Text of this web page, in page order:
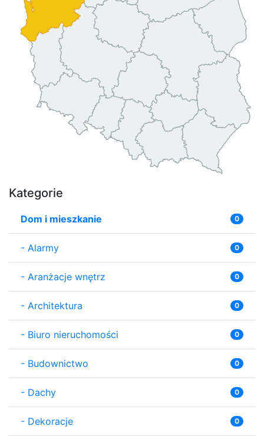
Kategorie
Dom i mieszkanie 0
- Alarmy 0
- Aranżacje wnętrz 0
- Architektura 0
- Biuro nieruchomości 0
- Budownictwo 0
- Dachy 0
- Dekoracje 0